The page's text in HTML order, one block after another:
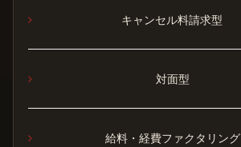
キャンセル料請求型
対面型
給料・経費ファクタリング